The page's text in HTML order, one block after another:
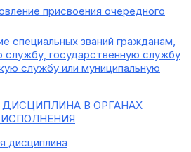
присвоения очередного
специальных званий гражданам,
государственную службу
службу или муниципальную
В ОРГАНАХ
дисциплина